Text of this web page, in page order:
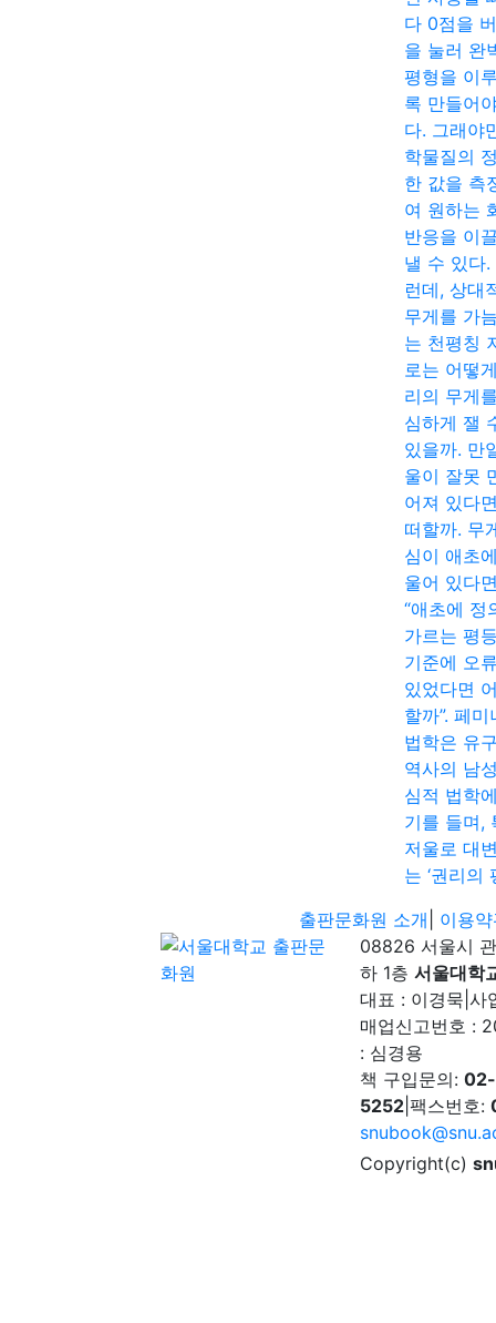
다 0점을
을 눌러 완
평형을 이
록 만들어
다. 그래야
학물질의
한 값을 측
여 원하는
반응을 이
낼 수 있다.
런데, 상대
무게를 가
는 천평칭
로는 어떻
리의 무게
심하게 잴
있을까. 만
울이 잘못
어져 있다
떠할까. 무
심이 애초
울어 있다
“애초에 정
가르는 평
기준에 오
있었다면
할까”. 페미
법학은 유
역사의 남
심적 법학
기를 들며,
저울로 대
는 ‘권리의
출판문화원 소개
이용
08826 서울시
하 1층 서울대학
대표 : 이경묵 사
매업신고번호 :
: 심경용
책 구입문의:
5252 팩스번호:
Copyright(c)